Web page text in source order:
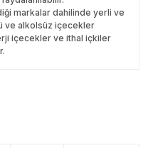
markalar dahilinde yerli ve
ve alkolsüz içecekler
içecekler ve ithal içkiler